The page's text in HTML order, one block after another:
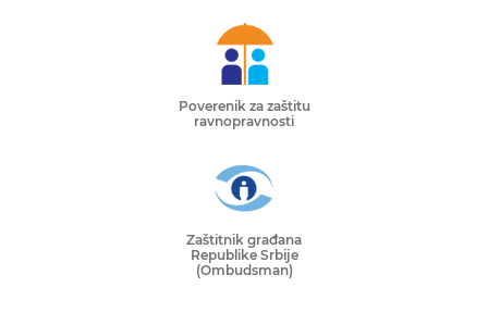
Poverenik za zaštitu
ravnopravnosti
Zaštitnik građana
Republike Srbije
(Ombudsman)